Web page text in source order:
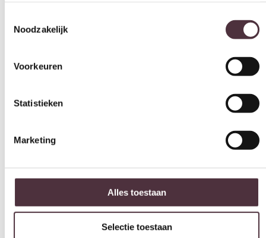
beige
Geadviseerd onderhoudsmiddel
Categorie
thuis bezorgd boven de €100,-
2 jaar CBWgarantieop meubelen
2500m2 showroom